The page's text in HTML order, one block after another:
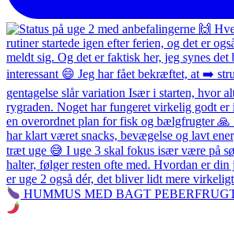
HUMMUS MED BAGT